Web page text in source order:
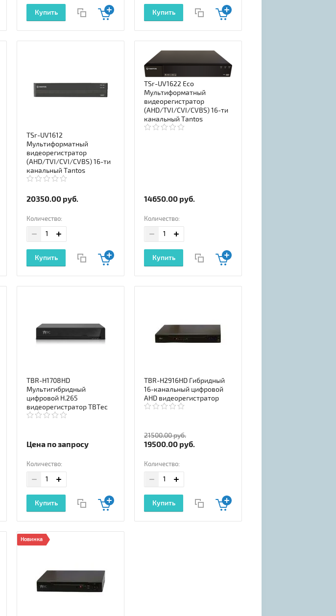
Купить Купить
TSr-UV1612
Мультиформатный
видеорегистратор
(AHD/TVI/CVI/CVBS) 16-ти
канальный Tantos
20350.00 руб.
Количество:
Купить
TSr-UV1622 Eco
Мультиформатный
видеорегистратор
(AHD/TVI/CVI/CVBS) 16-ти
канальный Tantos
14650.00 руб.
Количество:
Купить
TBR-H1708HD
Мультигибридный
цифровой H.265
видеорегистратор TBTec
Цена по запросу
Количество:
Купить
TBR-H2916HD Гибридный
16-канальный цифровой
AHD видеорегистратор
21500.00руб.
19500.00 руб.
Количество:
Купить
Новинка